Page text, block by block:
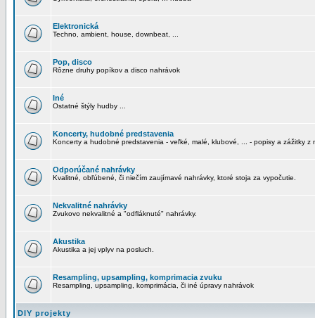
Elektronická
Techno, ambient, house, downbeat, ...
Pop, disco
Rôzne druhy popíkov a disco nahrávok
Iné
Ostatné štýly hudby ...
Koncerty, hudobné predstavenia
Koncerty a hudobné predstavenia - veľké, malé, klubové, ... - popisy a zážitky z
Odporúčané nahrávky
Kvalitné, obľúbené, či niečím zaujímavé nahrávky, ktoré stoja za vypočutie.
Nekvalitné nahrávky
Zvukovo nekvalitné a "odfláknuté" nahrávky.
Akustika
Akustika a jej vplyv na posluch.
Resampling, upsampling, komprimacia zvuku
Resampling, upsampling, komprimácia, či iné úpravy nahrávok
DIY projekty